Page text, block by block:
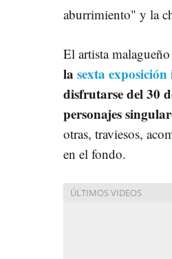
aburrimiento" y la
El artista
la sexta
disfrutarse del 30
personajes
otras, traviesos,
en el fondo.